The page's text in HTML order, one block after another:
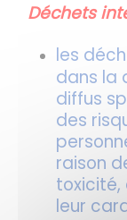
Déchets
les
dans la
diffus
des
raison
toxicité,
leur